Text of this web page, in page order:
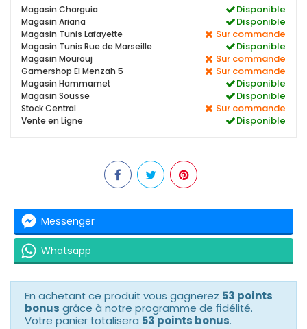
Magasin Charguia Disponible
Magasin Ariana Disponible
Magasin Tunis Lafayette Sur commande
Magasin Tunis Rue de Marseille Disponible
Magasin Mourouj Sur commande
Gamershop El Menzah 5 Sur commande
Magasin Hammamet Disponible
Magasin Sousse Disponible
Stock Central Sur commande
Vente en Ligne Disponible
Messenger
Whatsapp
En achetant ce produit vous gagnerez 53 points
bonus grâce à notre programme de fidélité.
Votre panier totalisera 53 points bonus.